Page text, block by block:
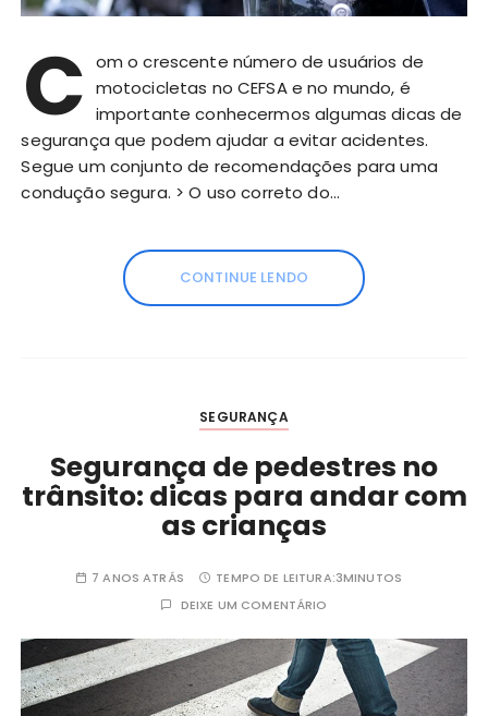
C om o crescente número de usuários de
motocicletas no CEFSA e no mundo, é
importante conhecermos algumas dicas de
segurança que podem ajudar a evitar acidentes.
Segue um conjunto de recomendações para uma
condução segura. > O uso correto do…
CONTINUE LENDO
SEGURANÇA
Segurança de pedestres no
trânsito: dicas para andar com
as crianças
7 ANOS ATRÁS TEMPO DE LEITURA:3MINUTOS
DEIXE UM COMENTÁRIO